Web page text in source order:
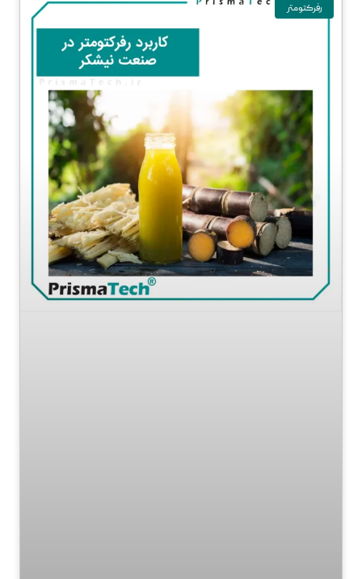
رفرکتومتر